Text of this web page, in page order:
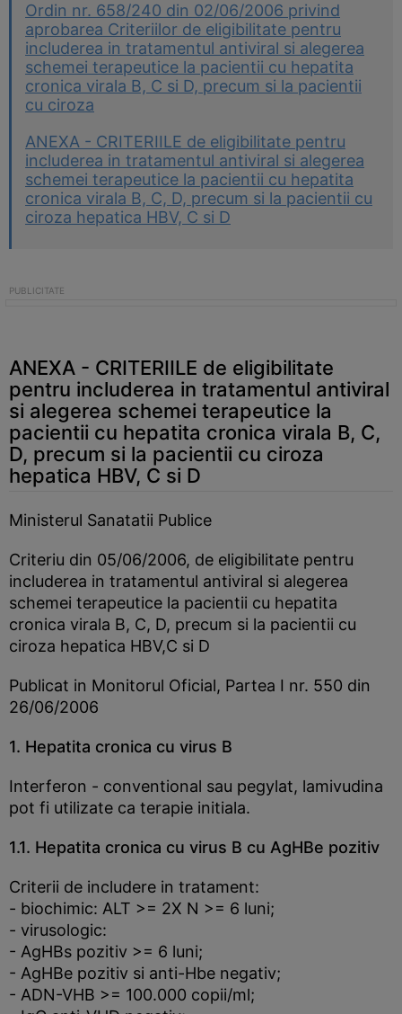
Ordin nr. 658/240 din 02/06/2006 privind
aprobarea Criteriilor de eligibilitate pentru
includerea in tratamentul antiviral si alegerea
schemei terapeutice la pacientii cu hepatita
cronica virala B, C si D, precum si la pacientii
cu ciroza
ANEXA - CRITERIILE de eligibilitate pentru
includerea in tratamentul antiviral si alegerea
schemei terapeutice la pacientii cu hepatita
cronica virala B, C, D, precum si la pacientii cu
ciroza hepatica HBV, C si D
ANEXA - CRITERIILE de eligibilitate
pentru includerea in tratamentul antiviral
si alegerea schemei terapeutice la
pacientii cu hepatita cronica virala B, C,
D, precum si la pacientii cu ciroza
hepatica HBV, C si D
Ministerul Sanatatii Publice
Criteriu din 05/06/2006, de eligibilitate pentru
includerea in tratamentul antiviral si alegerea
schemei terapeutice la pacientii cu hepatita
cronica virala B, C, D, precum si la pacientii cu
ciroza hepatica HBV,C si D
Publicat in Monitorul Oficial, Partea I nr. 550 din
26/06/2006
1. Hepatita cronica cu virus B
Interferon - conventional sau pegylat, lamivudina
pot fi utilizate ca terapie initiala.
1.1. Hepatita cronica cu virus B cu AgHBe pozitiv
Criterii de includere in tratament:
- biochimic: ALT >= 2X N >= 6 luni;
- virusologic:
- AgHBs pozitiv >= 6 luni;
- AgHBe pozitiv si anti-Hbe negativ;
- ADN-VHB >= 100.000 copii/ml;